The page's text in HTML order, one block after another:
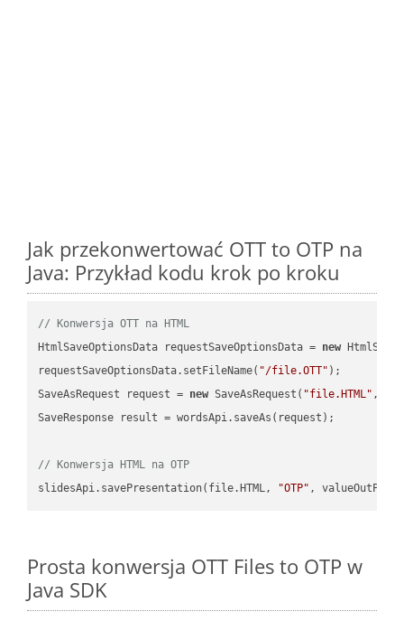
Jak przekonwertować OTT to OTP na
Java: Przykład kodu krok po kroku
// Konwersja OTT na HTML
HtmlSaveOptionsData requestSaveOptionsData = new
requestSaveOptionsData.setFileName( "/file.OTT" );
SaveAsRequest request = new SaveAsRequest( "file.HTML"
SaveResponse result = wordsApi.saveAs(request);
// Konwersja HTML na OTP
slidesApi.savePresentation(file.HTML,
"OTP"
Prosta konwersja OTT Files to OTP w
Java SDK